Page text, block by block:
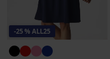
-25 % ALL25